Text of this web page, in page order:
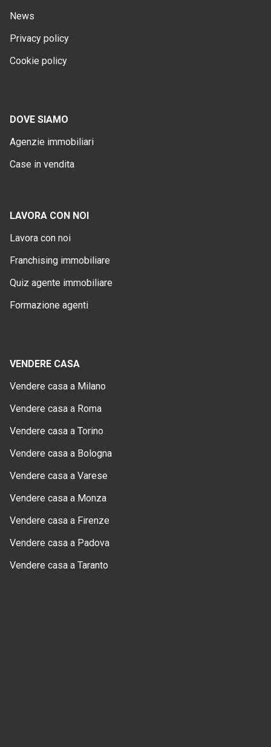
News
Privacy policy
Cookie policy
DOVE SIAMO
Agenzie immobiliari
Case in vendita
LAVORA CON NOI
Lavora con noi
Franchising immobiliare
Quiz agente immobiliare
Formazione agenti
VENDERE CASA
Vendere casa a Milano
Vendere casa a Roma
Vendere casa a Torino
Vendere casa a Bologna
Vendere casa a Varese
Vendere casa a Monza
Vendere casa a Firenze
Vendere casa a Padova
Vendere casa a Taranto